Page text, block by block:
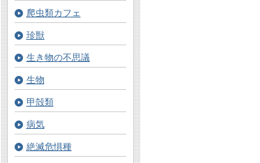
爬虫類カフェ
珍獣
生き物の不思議
生物
甲殻類
病気
絶滅危惧種